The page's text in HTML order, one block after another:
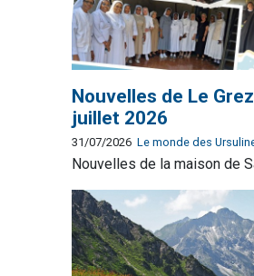
Nouvelles de Le
juillet 2026
31/07/2026 Le monde des
Nouvelles de la maison de